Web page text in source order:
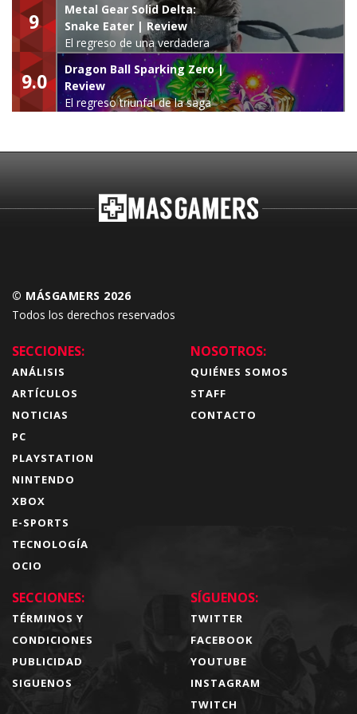
9
Metal Gear Solid Delta:
Snake Eater | Review
El regreso de una verdadera
leyenda
9.0
Dragon Ball Sparking Zero |
Review
El regreso triunfal de la saga
© MÁSGAMERS 2026
Todos los derechos reservados
SECCIONES:
ANÁLISIS
ARTÍCULOS
NOTICIAS
PC
PLAYSTATION
NINTENDO
XBOX
E-SPORTS
TECNOLOGÍA
OCIO
NOSOTROS:
QUIÉNES SOMOS
STAFF
CONTACTO
SECCIONES:
TÉRMINOS Y
CONDICIONES
PUBLICIDAD
SIGUENOS
SÍGUENOS:
TWITTER
FACEBOOK
YOUTUBE
INSTAGRAM
TWITCH